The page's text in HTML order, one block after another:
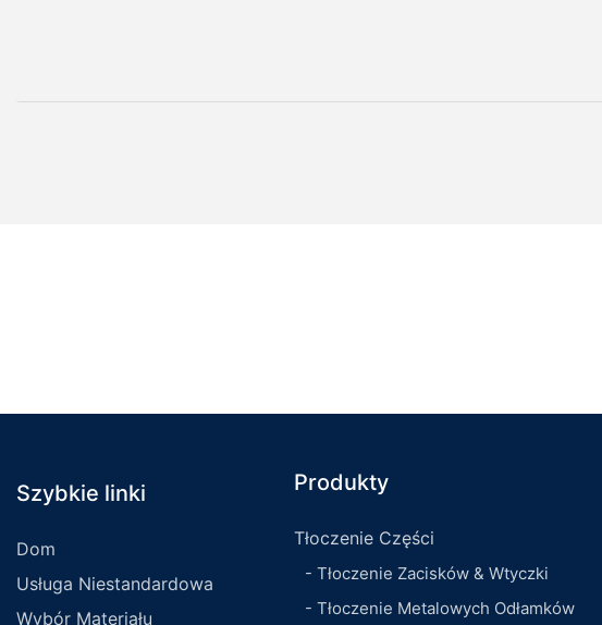
Szybkie linki
Dom
Usługa Niestandardowa
Wybór Materiału
Produkty
Tłoczenie Części
- Tłoczenie Zacisków & Wtyczki
- Tłoczenie Metalowych Odłamków